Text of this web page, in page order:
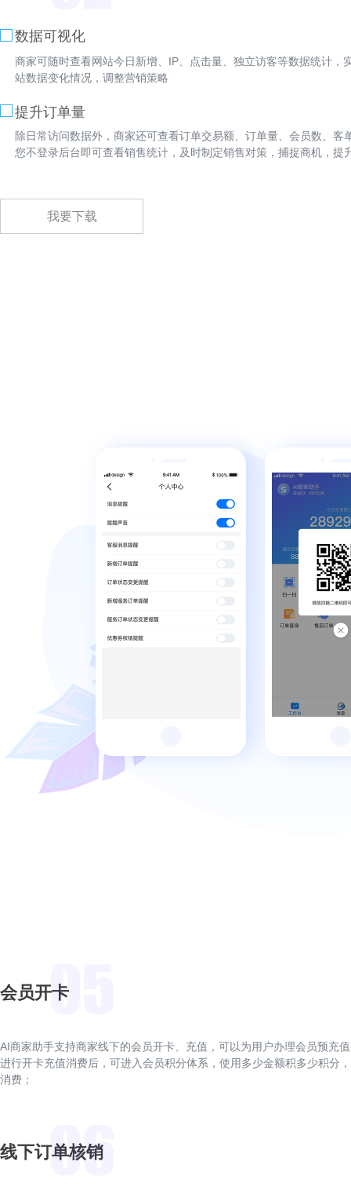
数据可视化
商家可随时查看网站今日新增、IP、点击量、独立访客等数据统计，
站数据变化情况，调整营销策略
提升订单量
除日常访问数据外，商家还可查看订单交易额、订单量、会员数、客
您不登录后台即可查看销售统计，及时制定销售对策，捕捉商机，提
我要下载
会员开卡
AI商家助手支持商家线下的会员开卡、充值，可以为用户办理会员预充
进行开卡充值消费后，可进入会员积分体系，使用多少金额积多少积分
消费；
线下订单核销